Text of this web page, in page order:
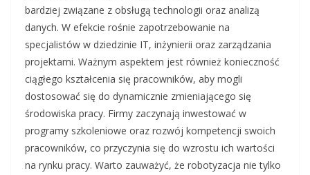
bardziej związane z obsługą technologii oraz analizą
danych. W efekcie rośnie zapotrzebowanie na
specjalistów w dziedzinie IT, inżynierii oraz zarządzania
projektami. Ważnym aspektem jest również konieczność
ciągłego kształcenia się pracowników, aby mogli
dostosować się do dynamicznie zmieniającego się
środowiska pracy. Firmy zaczynają inwestować w
programy szkoleniowe oraz rozwój kompetencji swoich
pracowników, co przyczynia się do wzrostu ich wartości
na rynku pracy. Warto zauważyć, że robotyzacja nie tylko